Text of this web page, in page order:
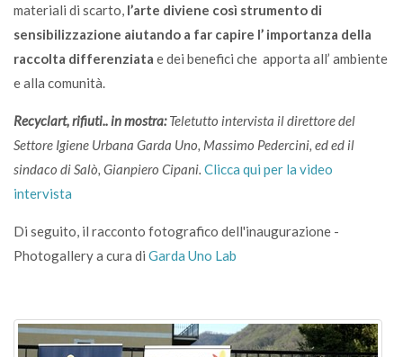
materiali di scarto, l’arte diviene così strumento di
sensibilizzazione aiutando a far capire l’ importanza della
raccolta differenziata e dei benefici che apporta all’ ambiente
e alla comunità.
Recyclart, rifiuti.. in mostra:Teletutto intervista il direttore del
Settore Igiene Urbana Garda Uno, Massimo Pedercini, ed ed il
sindaco di Salò, Gianpiero Cipani. Clicca qui per la video
intervista
Di seguito, il racconto fotografico dell'inaugurazione -
Photogallery a cura di Garda Uno Lab